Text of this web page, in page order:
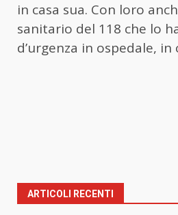
in casa sua. Con loro
sanitario del 118 che lo
d’urgenza in ospedale, in
ARTICOLI RECENTI